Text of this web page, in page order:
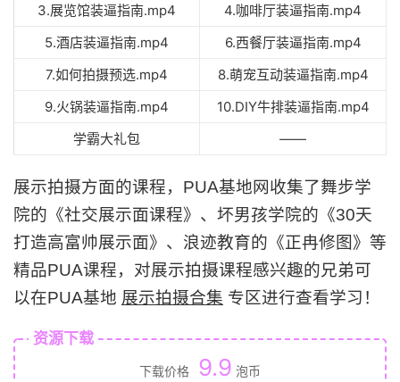
3.展览馆装逼指南.mp4
4.咖啡厅装逼指南.mp4
5.酒店装逼指南.mp4
6.西餐厅装逼指南.mp4
7.如何拍摄预选.mp4
8.萌宠互动装逼指南.mp4
9.火锅装逼指南.mp4
10.DIY牛排装逼指南.mp4
学霸大礼包
——
展示拍摄方面的课程，PUA基地网收集了舞步学
院的《社交展示面课程》、坏男孩学院的《30天
打造高富帅展示面》、浪迹教育的《正冉修图》等
精品PUA课程，对展示拍摄课程感兴趣的兄弟可
以在PUA基地 展示拍摄合集 专区进行查看学习！
资源下载
下载价格 9.9 泡币